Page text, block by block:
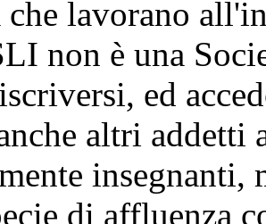
che lavorano
non è una
ed
altri
insegnanti,
di affluenza